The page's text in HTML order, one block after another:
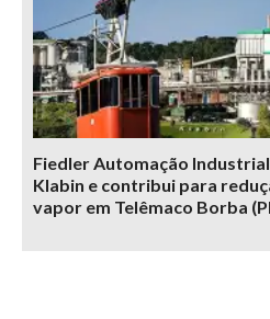
Fiedler Automação
Klabin e contribui para
vapor em Telêmaco Borba